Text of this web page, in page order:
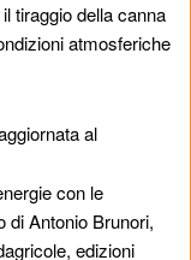
tiraggio della canna
atmosferiche
al
con le
di Antonio Brunori,
edizioni